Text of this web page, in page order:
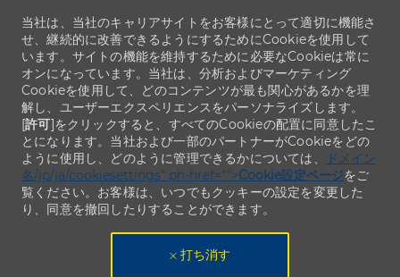
当社は、当社のキャリアサイトをお客様にとって適切に機能さ
せ、継続的に改善できるようにするためにCookieを使用して
います。サイトの機能を維持するために必要なCookieは常に
オンになっています。当社は、分析およびマーケティング
Cookieを使用して、どのコンテンツが最も関心があるかを理
解し、ユーザーエクスペリエンスをパーソナライズします。
[許可]をクリックすると、すべてのCookieの配置に同意したこ
とになります。当社および一部のパートナーがCookieをどの
ように使用し、どのように管理できるかについては、
ドメイン
名/jp/ja/cookiesettings" ph-href="">Cookie設定ページをご
覧ください。お客様は、いつでもクッキーの設定を変更した
り、同意を撤回したりすることができます。
打ち消す